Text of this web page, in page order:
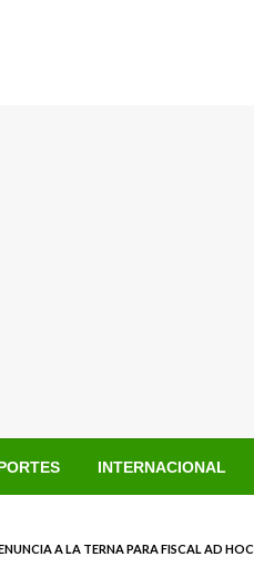
INTERNACIONAL
A LA TERNA PARA FISCAL AD HOC